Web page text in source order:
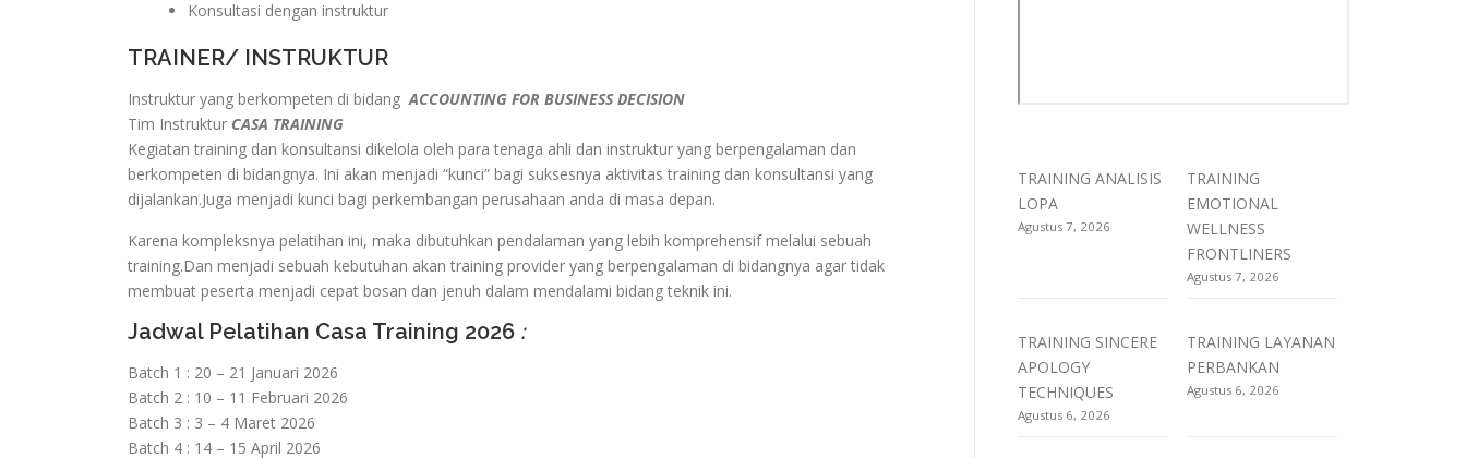
Konsultasi dengan instruktur
TRAINER/ INSTRUKTUR
Instruktur yang berkompeten di bidang ACCOUNTING FOR BUSINESS DECISION
Tim Instruktur CASA TRAINING
Kegiatan training dan konsultansi dikelola oleh para tenaga ahli dan instruktur yang berpengalaman dan
berkompeten di bidangnya. Ini akan menjadi “kunci” bagi suksesnya aktivitas training dan konsultansi yang
dijalankan.Juga menjadi kunci bagi perkembangan perusahaan anda di masa depan.
Karena kompleksnya pelatihan ini, maka dibutuhkan pendalaman yang lebih komprehensif melalui sebuah
training.Dan menjadi sebuah kebutuhan akan training provider yang berpengalaman di bidangnya agar tidak
membuat peserta menjadi cepat bosan dan jenuh dalam mendalami bidang teknik ini.
Jadwal Pelatihan Casa Training 2026 :
Batch 1 : 20 – 21 Januari 2026
Batch 2 : 10 – 11 Februari 2026
Batch 3 : 3 – 4 Maret 2026
Batch 4 : 14 – 15 April 2026
TRAINING ANALISIS
LOPA
Agustus 7, 2026
TRAINING
EMOTIONAL
WELLNESS
FRONTLINERS
Agustus 7, 2026
TRAINING SINCERE
APOLOGY
TECHNIQUES
Agustus 6, 2026
TRAINING LAYANAN
PERBANKAN
Agustus 6, 2026